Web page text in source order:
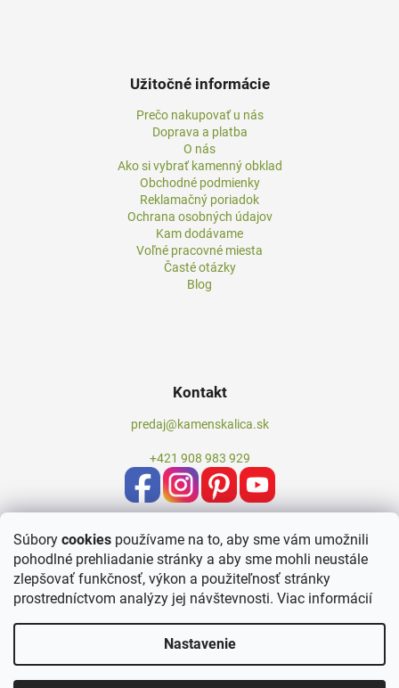
Súbory cookies používame na to, aby sme vám umožnili
pohodlné prehliadanie stránky a aby sme mohli neustále
zlepšovať funkčnosť, výkon a použiteľnosť stránky
prostredníctvom analýzy jej návštevnosti. Viac informácií
Nastavenie
Užitočné informácie
Prečo nakupovať u nás
Doprava a platba
O nás
Ako si vybrať kamenný obklad
Obchodné podmienky
Reklamačný poriadok
Ochrana osobných údajov
Kam dodávame
Voľné pracovné miesta
Časté otázky
Blog
Kontakt
predaj@kamenskalica.sk
+421 908 983 929
Vytvoril Shoptet